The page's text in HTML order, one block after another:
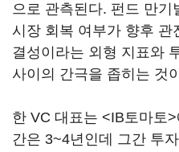
으로 관측된다. 펀드 만
시장 회복 여부가 향후 관
결성이라는 외형 지표와
사이의 간극을 좁히는 것
한 VC 대표는 <IB토마토
간은 3~4년인데 그간 투